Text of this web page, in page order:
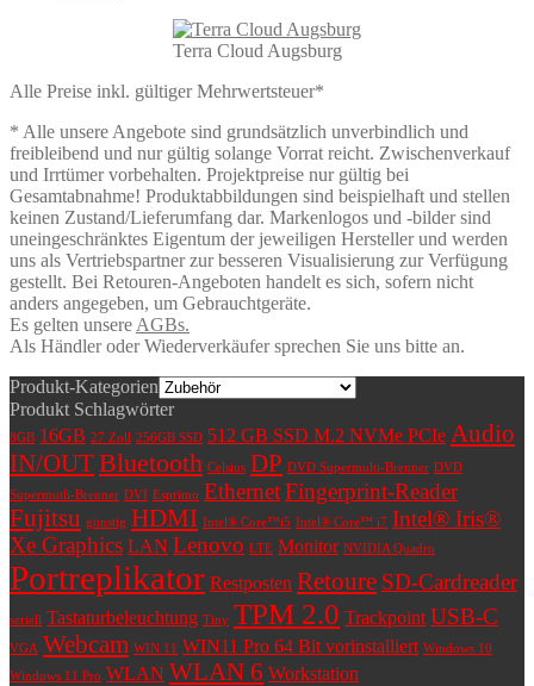
Terra Cloud Augsburg
Alle Preise inkl. gültiger Mehrwertsteuer*
* Alle unsere Angebote sind grundsätzlich unverbindlich und
freibleibend und nur gültig solange Vorrat reicht. Zwischenverkauf
und Irrtümer vorbehalten. Projektpreise nur gültig bei
Gesamtabnahme! Produktabbildungen sind beispielhaft und stellen
keinen Zustand/Lieferumfang dar. Markenlogos und -bilder sind
uneingeschränktes Eigentum der jeweiligen Hersteller und werden
uns als Vertriebspartner zur besseren Visualisierung zur Verfügung
gestellt. Bei Retouren-Angeboten handelt es sich, sofern nicht
anders angegeben, um Gebrauchtgeräte.
Es gelten unsere AGBs.
Als Händler oder Wiederverkäufer sprechen Sie uns bitte an.
Produkt-Kategorien
Produkt Schlagwörter
8GB 16GB 27 Zoll 256GB SSD 512 GB SSD M.2 NVMe PCIe Audio
IN/OUTBluetooth Celsius DP DVD Supermulti-Brenner DVD
Supermutli-Brenner DVI Esprimo EthernetFingerprint-Reader
Fujitsu günstig HDMI Intel® Core™i5 Intel® Core™ i7 Intel® Iris®
Xe Graphics LAN Lenovo LTE Monitor NVIDIA Quadro
Portreplikator Restposten Retoure SD-Cardreader
seriell Tastaturbeleuchtung Tiny TPM 2.0 Trackpoint USB-C
VGA Webcam WIN 11 WIN11 Pro 64 Bit vorinstalliert Windows 10
Windows 11 Pro WLAN WLAN 6 Workstation